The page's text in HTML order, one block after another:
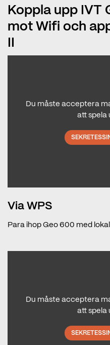
Koppla upp IVT
mot Wifi och
Du måste acceptera
att spela
Via WPS
Para ihop Geo 600 med
Du måste acceptera
att spela